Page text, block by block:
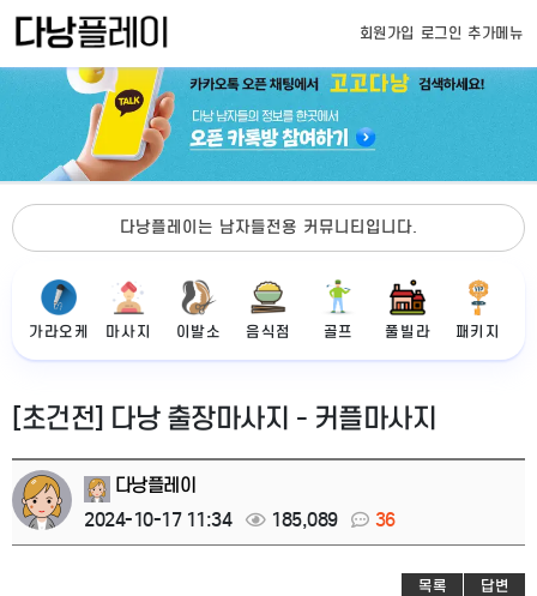
회원가입 로그인 추가메뉴
다낭플레이는 남자들전용 커뮤니티입니다.
가라오케 마사지 이발소 음식점 골프 풀빌라 패키지
[초건전] 다낭 출장마사지 - 커플마사지
다낭플레이
2024-10-17 11:34
185,089 36
목록 답변